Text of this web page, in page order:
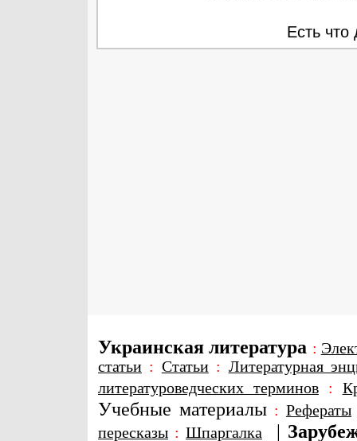
Есть
Украинская литература :
статьи : Статьи: Литературная
литературоведческих терминов:
Учебные материалы : Рефераты
пересказы : Шпаргалка |